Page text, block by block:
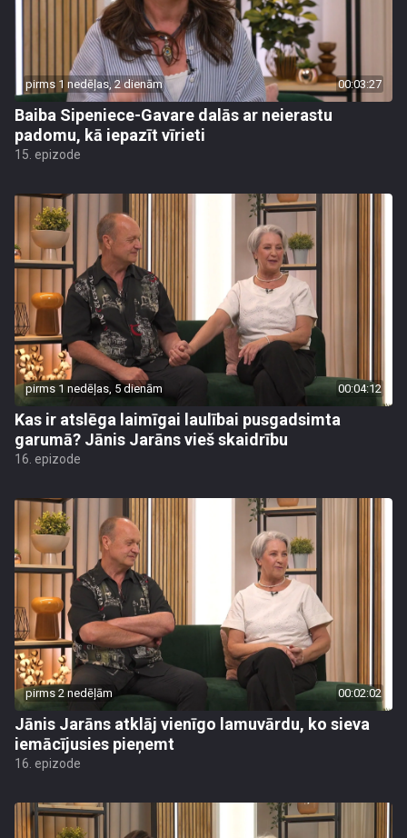
pirms 1 nedēļas, 2 dienām 00:03:27
Baiba Sipeniece-Gavare dalās ar neierastu
padomu, kā iepazīt vīrieti
15. epizode
pirms 1 nedēļas, 5 dienām 00:04:12
Kas ir atslēga laimīgai laulībai pusgadsimta
garumā? Jānis Jarāns vieš skaidrību
16. epizode
pirms 2 nedēļām 00:02:02
Jānis Jarāns atklāj vienīgo lamuvārdu, ko sieva
iemācījusies pieņemt
16. epizode